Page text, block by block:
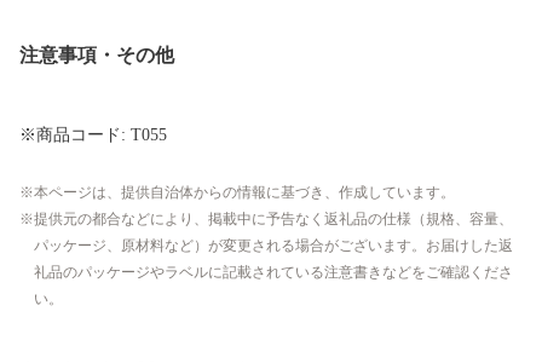
注意事項・その他
※商品コード: T055
本ページは、提供自治体からの情報に基づき、作成しています。
提供元の都合などにより、掲載中に予告なく返礼品の仕様（規格、容量、
パッケージ、原材料など）が変更される場合がございます。お届けした返
礼品のパッケージやラベルに記載されている注意書きなどをご確認くださ
い。